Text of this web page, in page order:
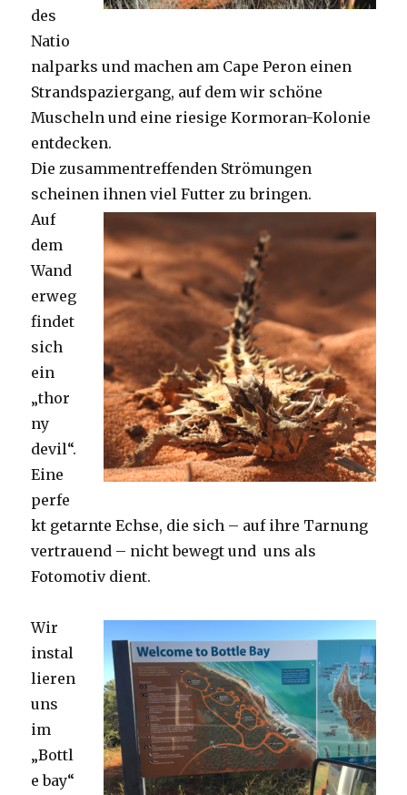
des
Natio
nalparks und machen am Cape Peron einen
Strandspaziergang, auf dem wir schöne
Muscheln und eine riesige Kormoran-Kolonie
entdecken.
Die zusammentreffenden Strömungen
scheinen ihnen viel Futter zu bringen.
Auf
dem
Wand
erweg
findet
sich
ein
„thor
ny
devil“.
Eine
perfe
kt getarnte Echse, die sich – auf ihre Tarnung
vertrauend – nicht bewegt und uns als
Fotomotiv dient.
Wir
instal
lieren
uns
im
„Bottl
e bay“